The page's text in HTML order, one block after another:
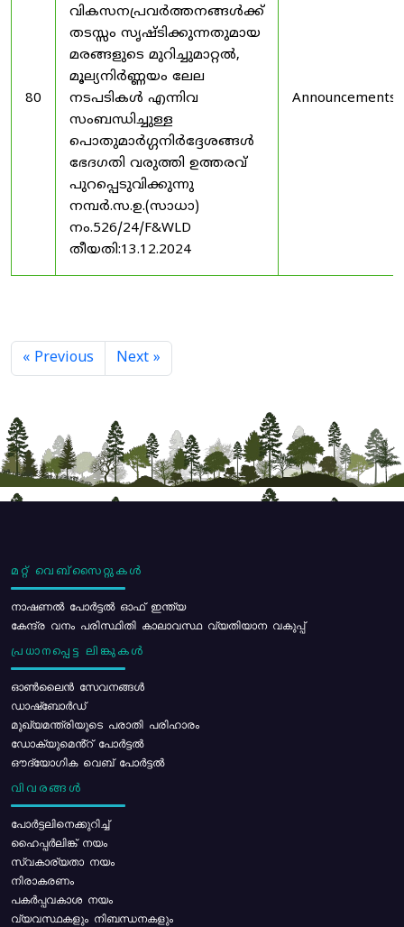
80
വികസനപ്രവർത്തനങ്ങൾക്ക്
തടസ്സം സൃഷ്ടിക്കുന്നതുമായ
മരങ്ങളുടെ മുറിച്ചുമാറ്റൽ,
മൂല്യനിർണ്ണയം ലേല
നടപടികൾ എന്നിവ
സംബന്ധിച്ചുള്ള
പൊതുമാർഗ്ഗനിർദ്ദേശങ്ങൾ
ഭേദഗതി വരുത്തി ഉത്തരവ്
പുറപ്പെടുവിക്കുന്നു
നമ്പർ.സ.ഉ.(സാധാ)
നം.526/24/F&WLD
തീയതി:13.12.2024
Announcements
« Previous Next »
മറ്റ് വെബ്സൈറ്റുകൾ
നാഷണൽ പോർട്ടൽ ഓഫ് ഇന്ത്യ
കേന്ദ്ര വനം പരിസ്ഥിതി കാലാവസ്ഥ വ്യതിയാന വകുപ്പ്
പ്രധാനപ്പെട്ട ലിങ്കുകൾ
ഓൺലൈൻ സേവനങ്ങൾ
ഡാഷ്ബോർഡ്
മുഖ്യമന്ത്രിയുടെ പരാതി പരിഹാരം
ഡോക്യുമെൻ്റ് പോർട്ടൽ
ഔദ്യോഗിക വെബ് പോർട്ടൽ
വിവരങ്ങൾ
പോര്‍ട്ടലിനെക്കുറിച്ച്
ഹൈപ്പർലിങ്ക് നയം
സ്വകാര്യതാ നയം
നിരാകരണം
പകർപ്പവകാശ നയം
വ്യവസ്ഥകളും നിബന്ധനകളും